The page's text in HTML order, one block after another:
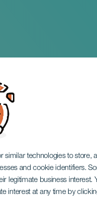
similar technologies to store,
and cookie identifiers.
legitimate business interest.
interest at any time by